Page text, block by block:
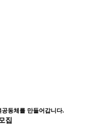
동체를 만들어갑니다.
집